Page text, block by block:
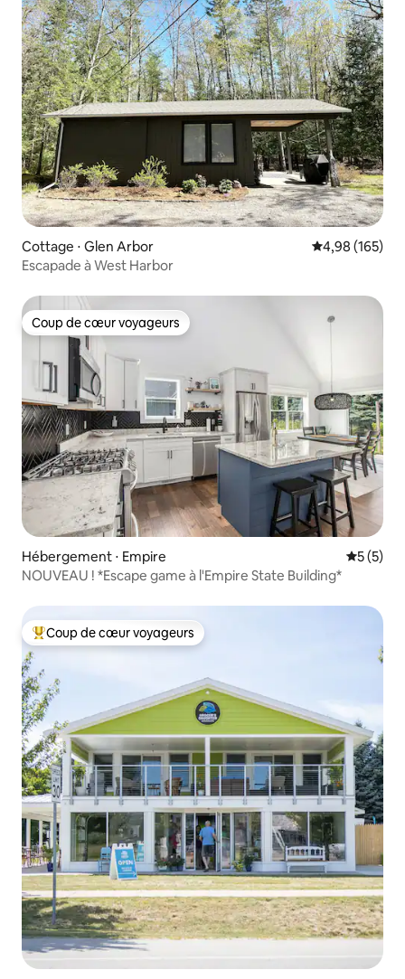
Cottage ⋅ Glen Arbor Évaluation
4,98 (165)
Escapade à West Harbor
Coup de cœur voyageurs
Coup de cœur voyageurs
Hébergement ⋅ Empire
5 (5)
NOUVEAU ! *Escape game à l'Empire State Building*
Coups de cœur voyageurs les plus appréciés
Coup de cœur voyageurs